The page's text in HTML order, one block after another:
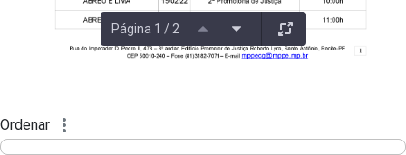
Página 1 / 2
Ordenar